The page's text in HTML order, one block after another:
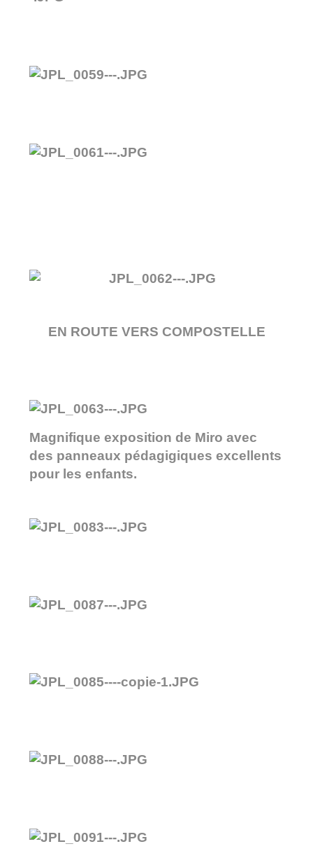
EN ROUTE VERS COMPOSTELLE
Magnifique exposition de Miro avec
des panneaux pédagigiques excellents
pour les enfants.